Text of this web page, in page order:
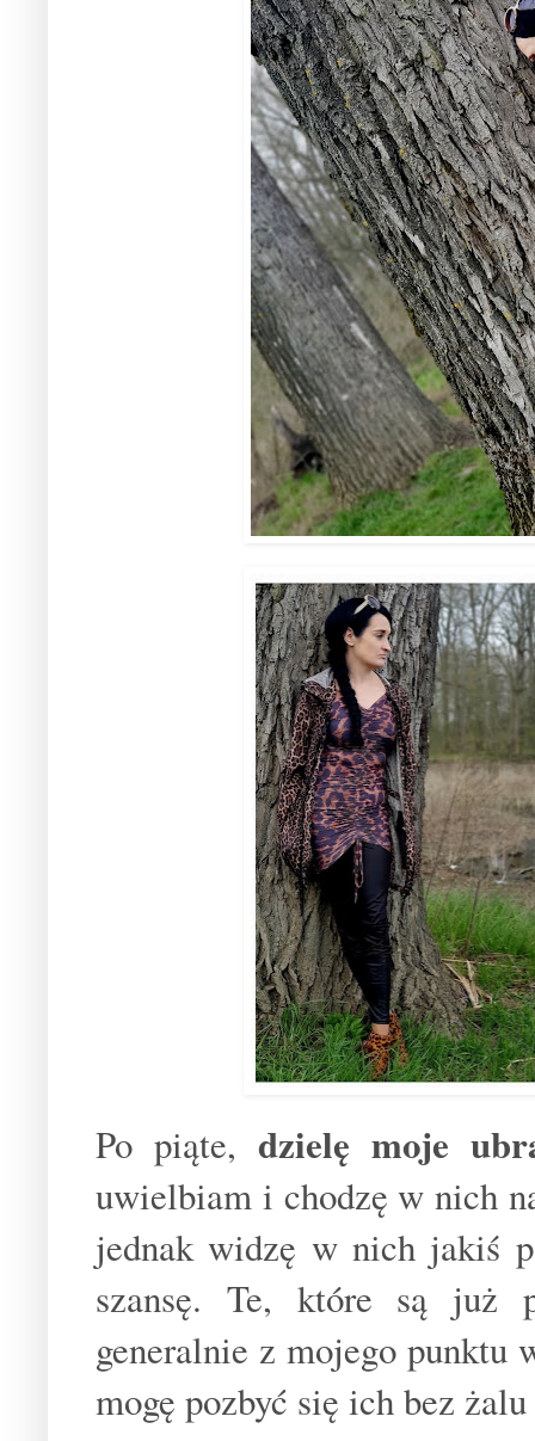
Po piąte, dzielę moje
uwielbiam i chodzę w nich
jednak widzę w nich jakiś
szansę. Te, które są już
generalnie z mojego punktu
mogę pozbyć się ich bez